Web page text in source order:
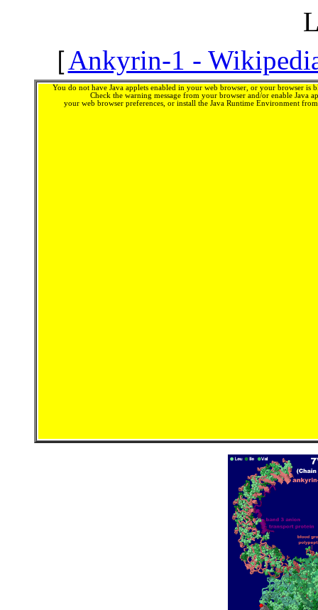
［Ankyrin-1 -
You do not have Java applets enabled in your web browser, or your browser is
Check the warning message from your browser and/or enable Java
your web browser preferences, or install the Java Runtime Environment